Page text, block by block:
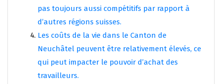
pas toujours aussi compétitifs par rapport à
d’autres régions suisses.
Les coûts de la vie dans le Canton de
Neuchâtel peuvent être relativement élevés, ce
qui peut impacter le pouvoir d’achat des
travailleurs.